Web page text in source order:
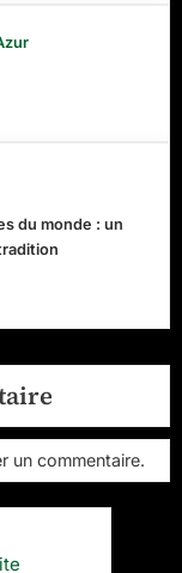
du monde : un
un commentaire.